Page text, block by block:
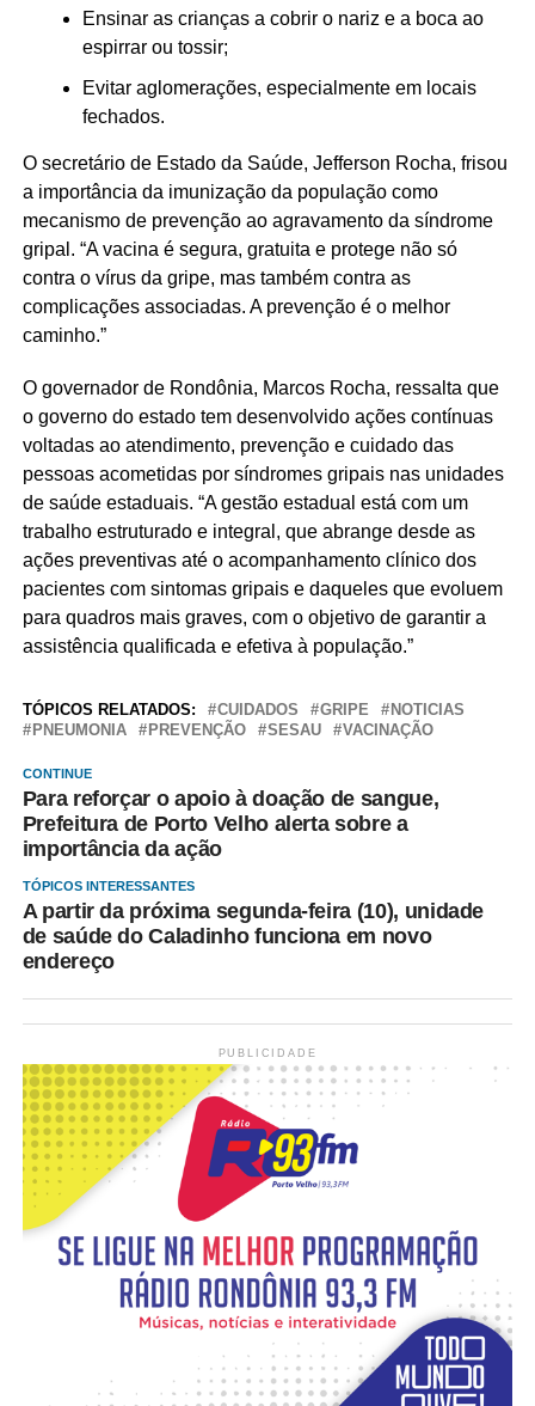
Ensinar as crianças a cobrir o nariz e a boca ao
espirrar ou tossir;
Evitar aglomerações, especialmente em locais
fechados.
O secretário de Estado da Saúde, Jefferson Rocha, frisou
a importância da imunização da população como
mecanismo de prevenção ao agravamento da síndrome
gripal. “A vacina é segura, gratuita e protege não só
contra o vírus da gripe, mas também contra as
complicações associadas. A prevenção é o melhor
caminho.”
O governador de Rondônia, Marcos Rocha, ressalta que
o governo do estado tem desenvolvido ações contínuas
voltadas ao atendimento, prevenção e cuidado das
pessoas acometidas por síndromes gripais nas unidades
de saúde estaduais. “A gestão estadual está com um
trabalho estruturado e integral, que abrange desde as
ações preventivas até o acompanhamento clínico dos
pacientes com sintomas gripais e daqueles que evoluem
para quadros mais graves, com o objetivo de garantir a
assistência qualificada e efetiva à população.”
TÓPICOS RELATADOS: CUIDADOS GRIPE
NOTICIAS
PNEUMONIA
PREVENÇÃO SESAU VACINAÇÃO
CONTINUE
Para reforçar o apoio à doação de sangue,
Prefeitura de Porto Velho alerta sobre a
importância da ação
TÓPICOS INTERESSANTES
A partir da próxima segunda-feira (10), unidade
de saúde do Caladinho funciona em novo
endereço
PUBLICIDADE